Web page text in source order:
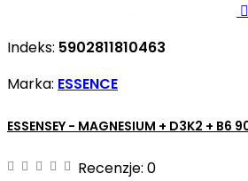

Indeks: 5902811810463
Marka: ESSENCE
ESSENSEY - MAGNESIUM + D3K2 + B6
Recenzje: 0